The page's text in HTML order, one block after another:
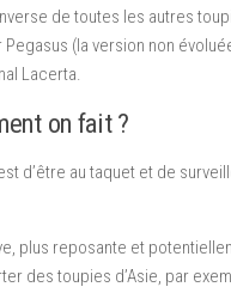
de toutes les autres
(la version non
Lacerta.
on fait ?
d’être au taquet et de
plus reposante et
des toupies d’Asie, par